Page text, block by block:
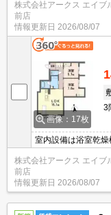
ットなど豊富なので
トロック機能が付
う環境は安心感につ
す。
株式会社アークス エイブ
前店
情報更新日 2026/08/07
画像：17枚
3
室内設備は浴室乾燥
過ごしやすいお部
ットなど豊富なので
トロック機能が付
う環境は安心感につ
す。
株式会社アークス エイブ
前店
情報更新日 2026/08/07